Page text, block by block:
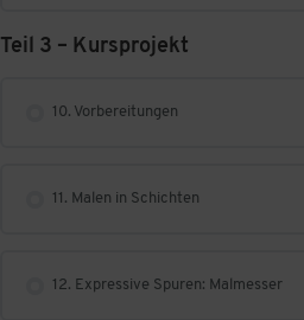
Teil 3 – Kursprojekt
10. Vorbereitungen
11. Malen in Schichten
12. Expressive Spuren: Malmesser